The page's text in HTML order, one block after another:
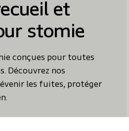
et
stomie
conçues pour toutes
Découvrez nos
les fuites, protéger